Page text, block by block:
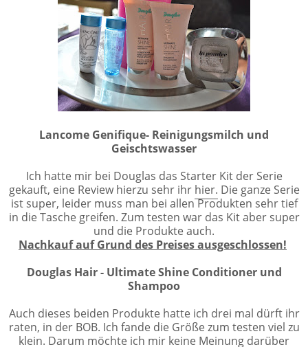
Lancome Genifique- Reinigungsmilch und
Geischtswasser
Ich hatte mir bei Douglas das Starter Kit der Serie
gekauft, eine Review hierzu sehr ihr hier. Die ganze Serie
ist super, leider muss man bei allen Produkten sehr tief
in die Tasche greifen. Zum testen war das Kit aber super
und die Produkte auch.
Nachkauf auf Grund des Preises ausgeschlossen!
Douglas Hair - Ultimate Shine Conditioner und
Shampoo
Auch dieses beiden Produkte hatte ich drei mal dürft ihr
raten, in der BOB. Ich fande die Größe zum testen viel zu
klein. Darum möchte ich mir keine Meinung darüber